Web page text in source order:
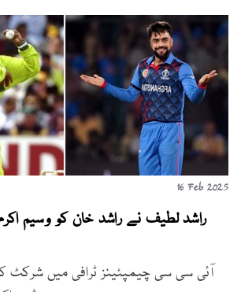
16 Feb 2025
راشد لطیف نے راشد خان کو وسیم
آئی سی سی چیمپئینز ٹرافی میں شرکٹ